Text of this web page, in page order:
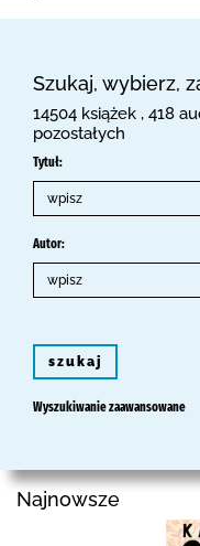
Szukaj, wybierz,
14504 książek , 418
pozostałych
Tytuł:
Autor:
szukaj
Wyszukiwanie zaawansowane
Najnowsze